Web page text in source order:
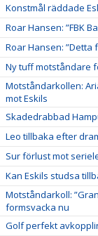
Konstmål räddade
Roar Hansen: ”FBK
Roar Hansen:
Ny tuff motståndare
Motståndarkollen:
mot Eskils
Skadedrabbad
Leo tillbaka efter
Sur förlust mot
Kan Eskils studsa
Motståndarkoll:
formsvacka nu
Golf perfekt